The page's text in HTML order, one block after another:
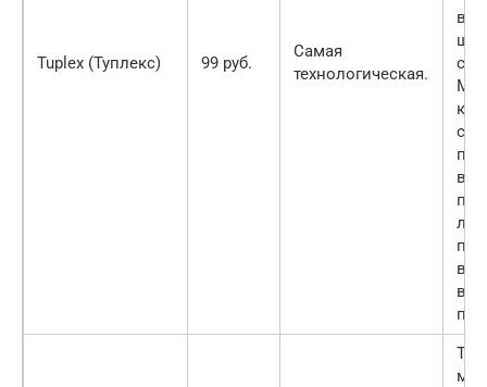
Tuplex (Туплекс) 99 руб.
Самая
технологическая.